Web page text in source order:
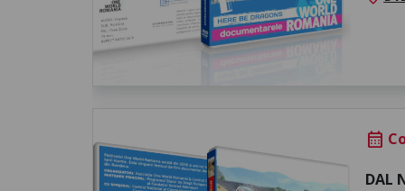
calendar_month
DAL